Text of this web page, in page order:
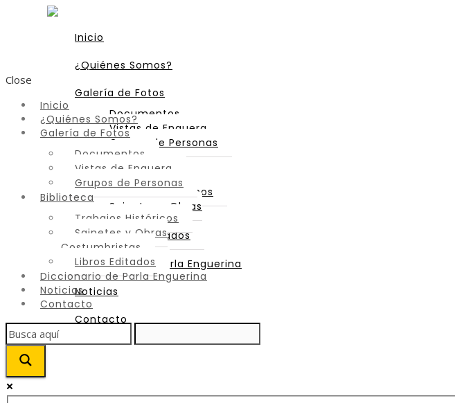
Inicio
¿Quiénes Somos?
Galería de Fotos
Documentos
Vistas de Enguera
Grupos de Personas
Biblioteca
Trabajos Históricos
Sainetes y Obras
Costumbristas
Libros Editados
Diccionario de Parla Enguerina
Noticias
Contacto
Close
Inicio
¿Quiénes Somos?
Galería de Fotos
Documentos
Vistas de Enguera
Grupos de Personas
Biblioteca
Trabajos Históricos
Sainetes y Obras
Costumbristas
Libros Editados
Diccionario de Parla Enguerina
Noticias
Contacto